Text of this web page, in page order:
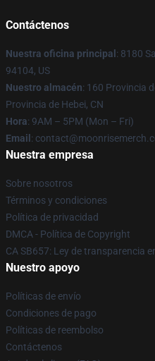
Contáctenos
Nuestra oficina principal : 8180
94104, US
Nuestro almacén: 160 Provincia
Provincia de Hebei, CN
Hora: 9AM – 5PM (Mon – Fri)
Email :
Nuestra empresa
Sobre nosotros
Términos y condiciones
Política de privacidad
DMCA - Política de Copyright
CA SB657: Ley de transparencia
Nuestro apoyo
Políticas de envío
Condiciones de pago
Políticas de reembolso
Contáctenos